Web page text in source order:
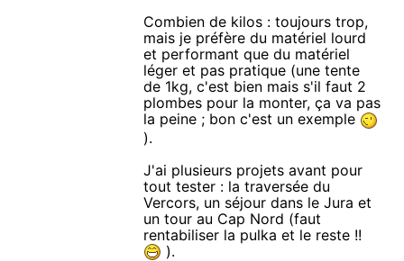
Combien de kilos : toujours trop,
mais je préfère du matériel lourd
et performant que du matériel
léger et pas pratique (une tente
de 1kg, c'est bien mais s'il faut 2
plombes pour la monter, ça va pas
la peine ; bon c'est un exemple
).
J'ai plusieurs projets avant pour
tout tester : la traversée du
Vercors, un séjour dans le Jura et
un tour au Cap Nord (faut
rentabiliser la pulka et le reste !!
).